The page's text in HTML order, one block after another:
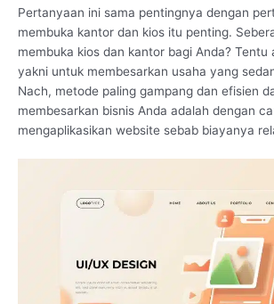
Pertanyaan ini sama pentingnya dengan
membuka kantor dan kios itu penting.
membuka kios dan kantor bagi Anda? Tentu
yakni untuk membesarkan usaha yang
Nach, metode paling gampang dan efisien
membesarkan bisnis Anda adalah dengan
mengaplikasikan website sebab biayanya